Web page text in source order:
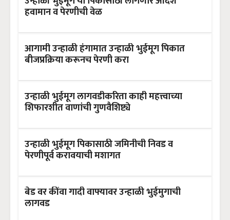
हवामान व पेरणीची वेळ
आगामी उन्हाळी हंगामात उन्हाळी भुईमूग पिकात
बीजप्रक्रिया करूनच पेरणी करा
उन्हाळी भुईमूग लागवडीकरिता काही महत्त्वाच्या
शिफारशीत वाणांची गुणवैशिष्ट्ये
उन्हाळी भुईमूग पिकासाठी जमिनीची निवड व
पेरणीपूर्व करावयाची मशागत
बेड वर कींवा गादी वाफ्यावर उन्हाळी भुईमुगाची
लागवड